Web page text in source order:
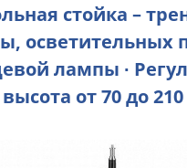
стойка –
осветительных
лампы ∙
высота от 70 до